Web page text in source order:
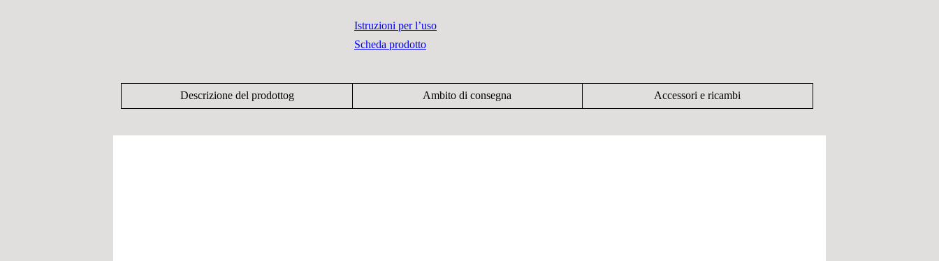
Istruzioni per l’uso
Scheda prodotto
Descrizione del prodottog Ambito di consegna Accessori e ricambi